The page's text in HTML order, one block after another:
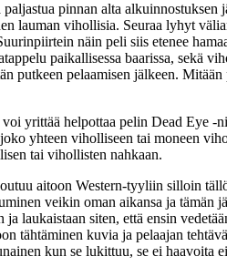
pinnan alta
lauman vihollisia. Seuraa lyhyt
näin peli siis etenee
paikallisessa baarissa, sekä
putkeen pelaamisen jälkeen.
yrittää helpottaa pelin Dead Eye -
yhteen viholliseen tai moneen
tai vihollisten nahkaan.
aitoon Western-tyyliin silloin
veikin oman aikansa ja
laukaistaan siten, että ensin
tähtäminen kuvia ja pelaajan
kun se lukittuu, se ei haavoita